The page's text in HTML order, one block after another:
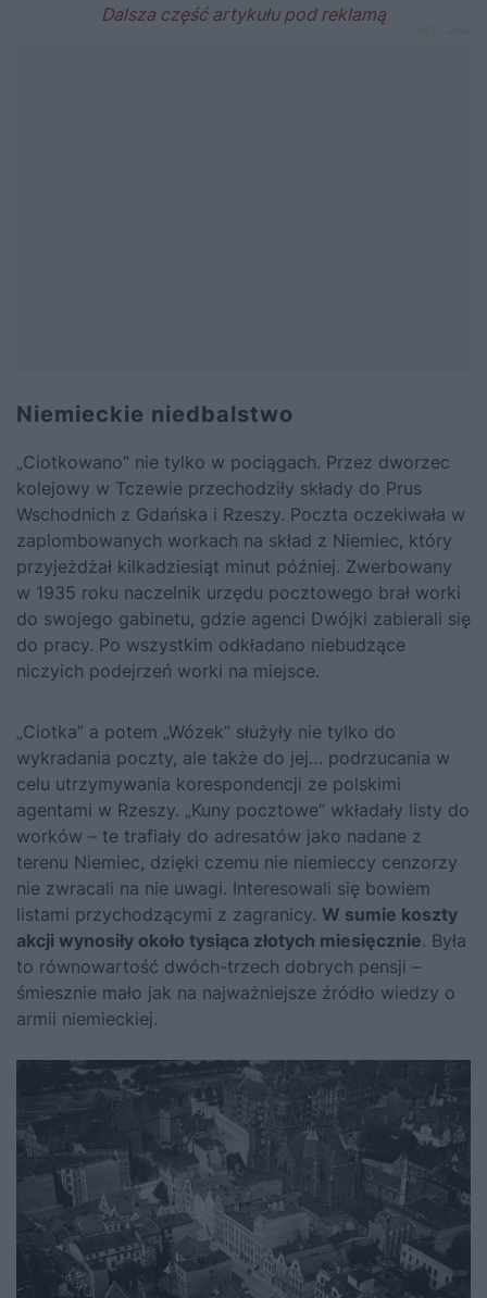
Niemieckie niedbalstwo
„Ciotkowano” nie tylko w pociągach. Przez dworzec
kolejowy w Tczewie przechodziły składy do Prus
Wschodnich z Gdańska i Rzeszy. Poczta oczekiwała w
zaplombowanych workach na skład z Niemiec, który
przyjeżdżał kilkadziesiąt minut później. Zwerbowany
w 1935 roku naczelnik urzędu pocztowego brał worki
do swojego gabinetu, gdzie agenci Dwójki zabierali się
do pracy. Po wszystkim odkładano niebudzące
niczyich podejrzeń worki na miejsce.
„Ciotka” a potem „Wózek” służyły nie tylko do
wykradania poczty, ale także do jej… podrzucania w
celu utrzymywania korespondencji ze polskimi
agentami w Rzeszy. „Kuny pocztowe” wkładały listy do
worków – te trafiały do adresatów jako nadane z
terenu Niemiec, dzięki czemu nie niemieccy cenzorzy
nie zwracali na nie uwagi. Interesowali się bowiem
listami przychodzącymi z zagranicy. W sumie koszty
akcji wynosiły około tysiąca złotych miesięcznie. Była
to równowartość dwóch-trzech dobrych pensji –
śmiesznie mało jak na najważniejsze źródło wiedzy o
armii niemieckiej.